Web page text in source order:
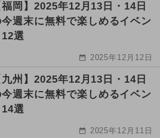
福岡】2025年12月13日・14日
週末に無料で楽しめるイベン
12選
2025年12月12日
九州】2025年12月13日・14日
週末に無料で楽しめるイベン
14選
2025年12月11日